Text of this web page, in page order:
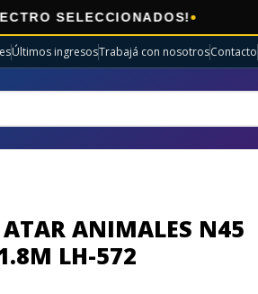
Últimos ingresosTrabajá con nosotrosContacto
ATAR ANIMALES N45
LH-572